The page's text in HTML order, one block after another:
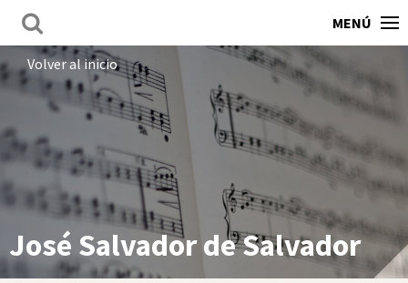
MENÚ
Volver al inicio
José Salvador de Salvador